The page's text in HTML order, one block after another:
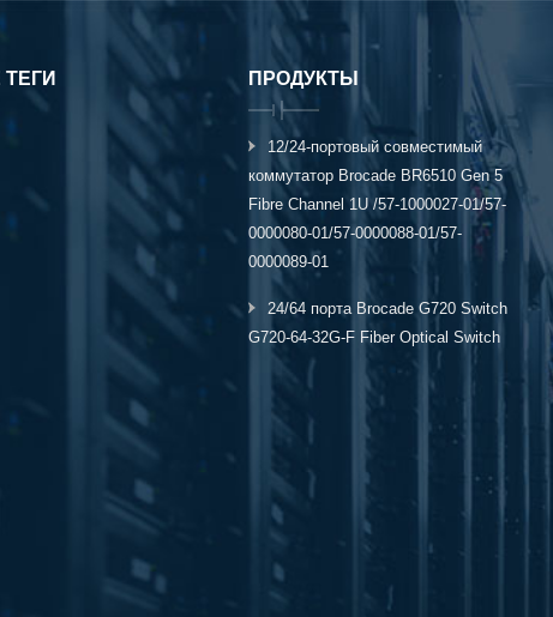
ПРОДУКТЫ
12/24-портовый совместимый
коммутатор Brocade BR6510 Gen 5
Fibre Channel 1U /57-1000027-01/57-
0000080-01/57-0000088-01/57-
0000089-01
24/64 порта Brocade G720 Switch
G720-64-32G-F Fiber Optical Switch